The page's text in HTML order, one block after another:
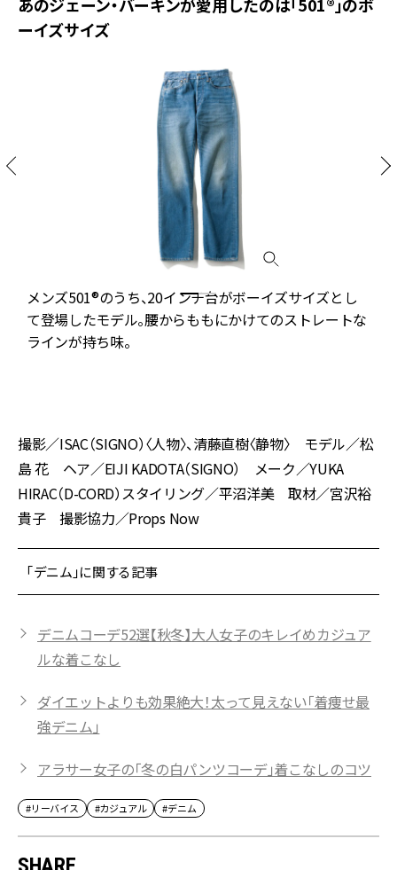
あのジェーン・バーキンが愛用したのは「501®」のボ
ーイズサイズ
メンズ501®のうち、20インチ台がボーイズサイズとし
て登場したモデル。腰からももにかけてのストレートな
ラインが持ち味。
撮影／ISAC（SIGNO）〈人物〉、清藤直樹〈静物〉 モデル／松
島 花 ヘア／EIJI KADOTA（SIGNO） メーク／YUKA
HIRAC（D-CORD）スタイリング／平沼洋美 取材／宮沢裕
貴子 撮影協力／Props Now
「デニム」に関する記事
デニムコーデ52選【秋冬】大人女子のキレイめカジュア
ルな着こなし
ダイエットよりも効果絶大！太って見えない「着痩せ最
強デニム」
アラサー女子の「冬の白パンツコーデ」着こなしのコツ
#リーバイス #カジュアル #デニム